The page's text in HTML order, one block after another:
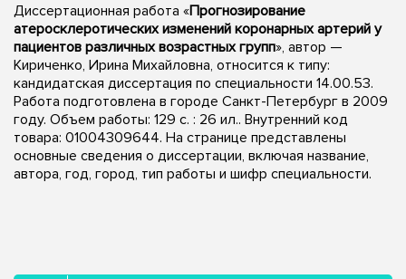
Диссертационная работа «Прогнозирование
атеросклеротических изменений коронарных артерий у
пациентов различных возрастных групп», автор —
Кириченко, Ирина Михайловна, относится к типу:
кандидатская диссертация по специальности 14.00.53.
Работа подготовлена в городе Санкт-Петербург в 2009
году. Объем работы: 129 с. : 26 ил.. Внутренний код
товара: 01004309644. На странице представлены
основные сведения о диссертации, включая название,
автора, год, город, тип работы и шифр специальности.